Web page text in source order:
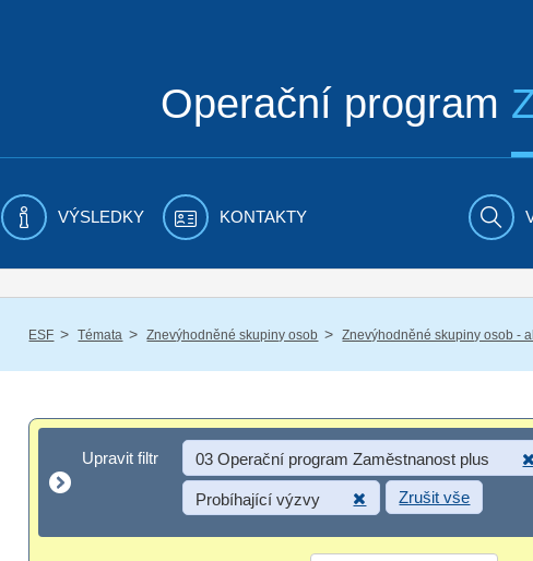
Operační program
VÝSLEDKY KONTAKTY
ESF / Témata / Znevýhodněné skupiny osob / Znevýhodněné skupiny osob -
Upravit filtr
Upravit filtr 03 Operační program Zaměstnanost plus
Probíhající výzvy Zrušit vše